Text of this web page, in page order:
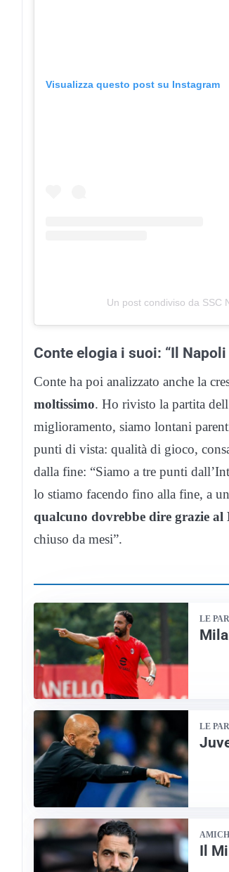
Visualizza questo post su Instagram
Un post condiviso da SSC
Conte elogia i suoi: “Il
Conte ha poi analizzato anche la
moltissimo. Ho rivisto la partita
miglioramento, siamo lontani
punti di vista: qualità di gioco,
dalla fine: “Siamo a tre punti
lo stiamo facendo fino alla fine, a
qualcuno dovrebbe dire grazie al
chiuso da mesi”.
LE
LE
Il